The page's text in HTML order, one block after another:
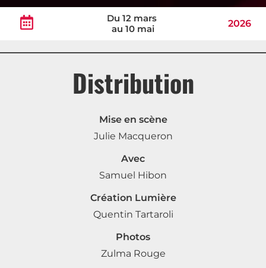
Du 12 mars
au 10 mai
2026
Distribution
Mise en scène
Julie Macqueron
Avec
Samuel Hibon
Création Lumière
Quentin Tartaroli
Photos
Zulma Rouge